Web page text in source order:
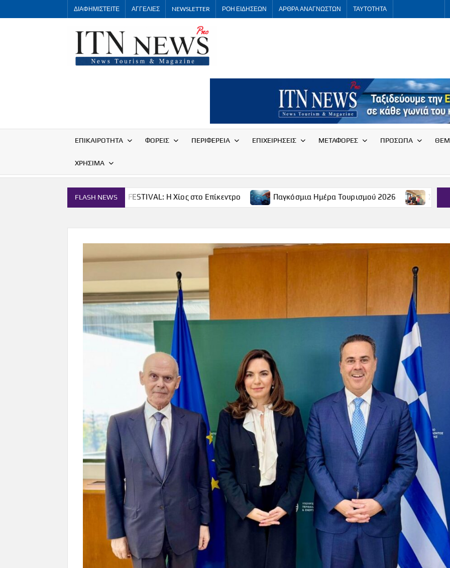
to
ΔΙΑΦΗΜΙΣΤΕΙΤΕ ΑΓΓΕΛΙΕΣ NEWSLETTER ΡΟΗ ΕΙΔΗΣΕΩΝ ΑΡΘΡΑ ΑΝΑΓΝΩΣΤΩΝ ΤΑΥΤΟΤΗΤΑ
News
ΕΠΙΚΑΙΡΟΤΗΤΑ ΦΟΡΕΙΣ ΠΕΡΙΦΕΡΕΙΑ ΕΠΙΧΕΙΡΗΣΕΙΣ ΜΕΤΑΦΟΡΕΣ ΠΡΟΣΩΠΑ
ΧΡΗΣΙΜΑ
FLASH NEWS
THE CHIOS FESTIVAL: Η Χίος στο Επίκεντρο Παγκόσμια Ημέρα Τουρισμού 2026 Συνάντηση του